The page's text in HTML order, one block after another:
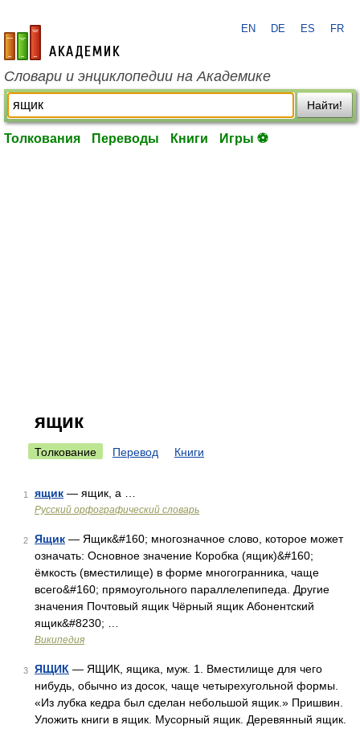
academic.ru
EN DE ES FR
Словари и энциклопедии на Академике
Найти!
Толкования Переводы Книги Игры ⚽
ящик
Толкование Перевод Книги
1 ящик — ящик, а …
Русский орфографический словарь
2 Ящик — Ящик&#160; многозначное слово, которое может
означать: Основное значение Коробка (ящик)&#160;
ёмкость (вместилище) в форме многогранника, чаще
всего&#160; прямоугольного параллелепипеда. Другие
значения Почтовый ящик Чёрный ящик Абонентский
ящик&#8230; …
Википедия
3 ЯЩИК — ЯЩИК, ящика, муж. 1. Вместилище для чего
нибудь, обычно из досок, чаще четырехугольной формы.
«Из лубка кедра был сделан небольшой ящик.» Пришвин.
Уложить книги в ящик. Мусорный ящик. Деревянный ящик.